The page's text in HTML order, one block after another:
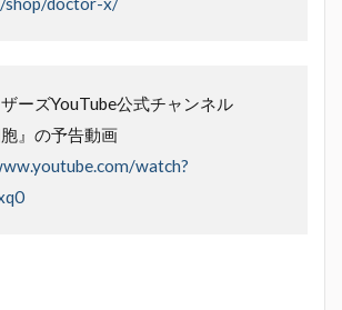
ーズYouTube公式チャンネル
』の予告動画
watch?